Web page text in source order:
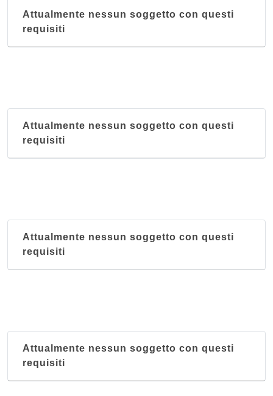
Attualmente nessun soggetto con questi
requisiti
Attualmente nessun soggetto con questi
requisiti
Attualmente nessun soggetto con questi
requisiti
Attualmente nessun soggetto con questi
requisiti